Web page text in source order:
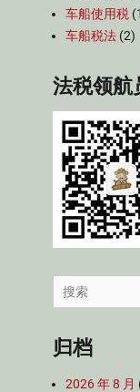
车船使用税
车船税法 (2)
法税领航
Search
for:
归档
2026 年 8 月